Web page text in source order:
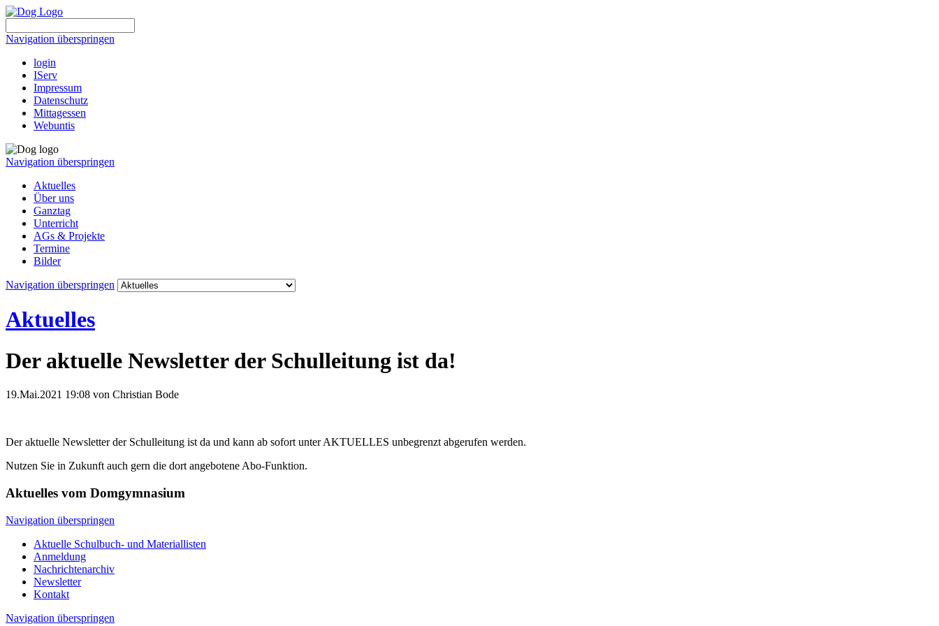
Navigation überspringen
login
IServ
Impressum
Datenschutz
Mittagessen
Webuntis
Navigation überspringen
Aktuelles
Über uns
Ganztag
Unterricht
AGs & Projekte
Termine
Bilder
Navigation überspringen
Aktuelles
Der aktuelle Newsletter der Schulleitung ist da!
19.Mai.2021 19:08 von Christian Bode
Der aktuelle Newsletter der Schulleitung ist da und kann ab sofort unter AKTUELLES unbegrenzt abgerufen werden.
Nutzen Sie in Zukunft auch gern die dort angebotene Abo-Funktion.
Aktuelles vom Domgymnasium
Navigation überspringen
Aktuelle Schulbuch- und Materiallisten
Anmeldung
Nachrichtenarchiv
Newsletter
Kontakt
Navigation überspringen